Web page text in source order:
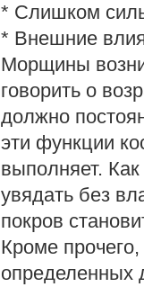
* Слишком
* Внешние
Морщины
говорить о
должно
эти функции
выполняет.
увядать без
покров
Кроме
определенных